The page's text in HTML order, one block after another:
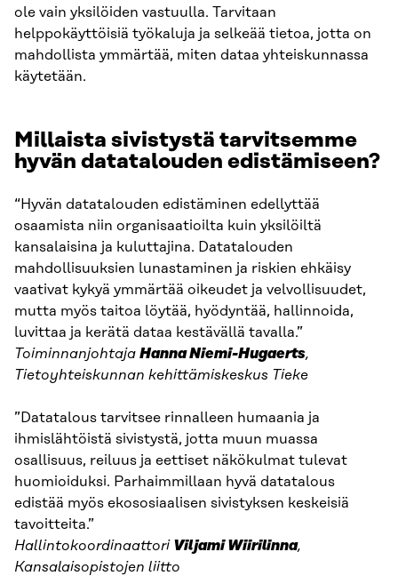
ole vain yksilöiden vastuulla. Tarvitaan
helppokäyttöisiä työkaluja ja selkeää tietoa, jotta on
mahdollista ymmärtää, miten dataa yhteiskunnassa
käytetään.
Millaista sivistystä tarvitsemme
hyvän datatalouden edistämiseen?
“Hyvän datatalouden edistäminen edellyttää
osaamista niin organisaatioilta kuin yksilöiltä
kansalaisina ja kuluttajina. Datatalouden
mahdollisuuksien lunastaminen ja riskien ehkäisy
vaativat kykyä ymmärtää oikeudet ja velvollisuudet,
mutta myös taitoa löytää, hyödyntää, hallinnoida,
luvittaa ja kerätä dataa kestävällä tavalla.”
Toiminnanjohtaja Hanna Niemi-Hugaerts,
Tietoyhteiskunnan kehittämiskeskus Tieke
”Datatalous tarvitsee rinnalleen humaania ja
ihmislähtöistä sivistystä, jotta muun muassa
osallisuus, reiluus ja eettiset näkökulmat tulevat
huomioiduksi. Parhaimmillaan hyvä datatalous
edistää myös ekososiaalisen sivistyksen keskeisiä
tavoitteita.”
Hallintokoordinaattori Viljami Wiirilinna,
Kansalaisopistojen liitto